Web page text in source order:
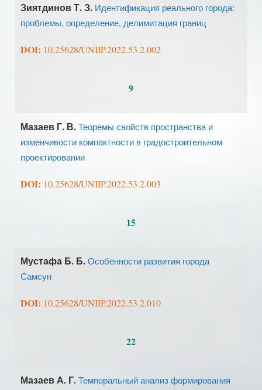
Зиятдинов Т. З. Идентификация реального города:
проблемы, определение, делимитация границ
DOI: 10.25628/UNIIP.2022.53.2.002
9
Мазаев Г. В. Теоремы свойств пространства и
изменчивости компактности в градостроительном
проектировании
DOI: 10.25628/UNIIP.2022.53.2.003
15
Мустафа Б. Б. Особенности развития города
Самсун
DOI: 10.25628/UNIIP.2022.53.2.010
22
Мазаев А. Г. Темпоральный анализ формирования